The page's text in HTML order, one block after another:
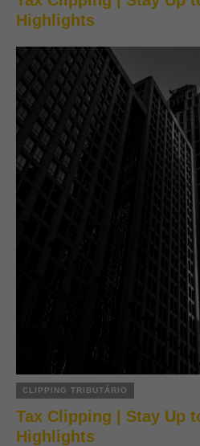
Highlights
CLIPPING TRIBUTÁRIO
Tax Clipping | Stay Up
Highlights